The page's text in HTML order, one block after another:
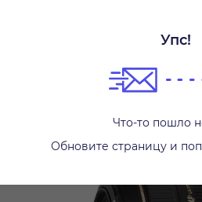
Упс!
Что-то пошло
Обновите страницу и